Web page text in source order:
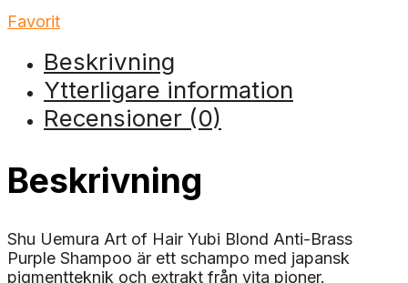
Favorit
Beskrivning
Ytterligare information
Recensioner (0)
Beskrivning
Shu Uemura Art of Hair Yubi Blond Anti-Brass
Purple Shampoo är ett schampo med japansk
pigmentteknik och extrakt från vita pioner.